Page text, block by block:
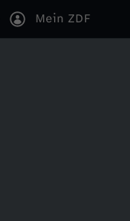
Mein ZDF